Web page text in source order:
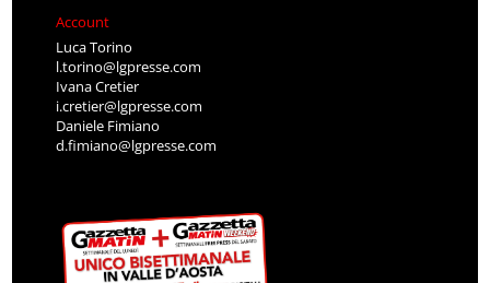
Account
Luca Torino
l.torino@lgpresse.com
Ivana Cretier
i.cretier@lgpresse.com
Daniele Fimiano
d.fimiano@lgpresse.com